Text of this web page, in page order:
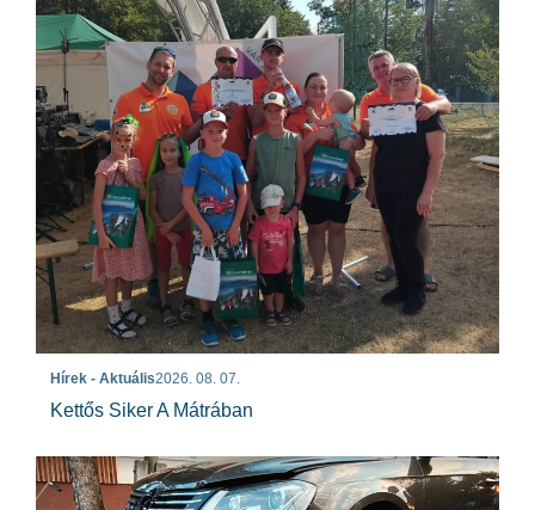
Hírek - Aktuális2026. 08. 07.
Kettős Siker A Mátrában